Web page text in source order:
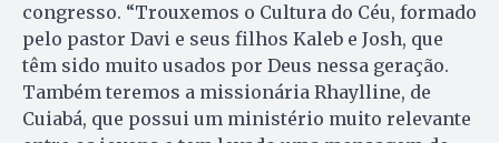
congresso. “Trouxemos o Cultura do Céu, formado
pelo pastor Davi e seus filhos Kaleb e Josh, que
têm sido muito usados por Deus nessa geração.
Também teremos a missionária Rhaylline, de
Cuiabá, que possui um ministério muito relevante